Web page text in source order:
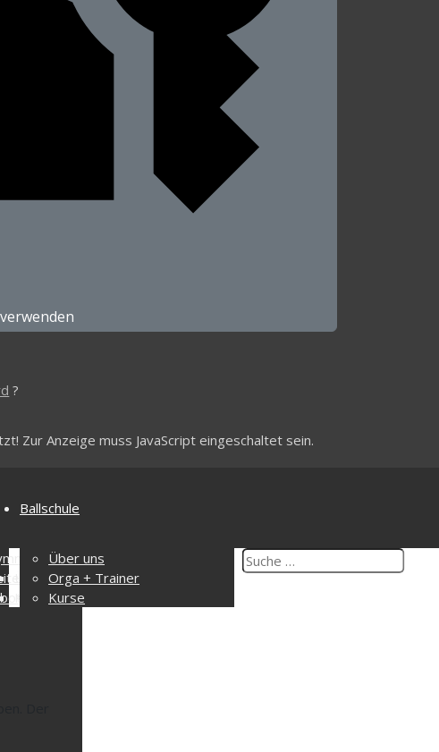
?
Zur Anzeige muss JavaScript eingeschaltet sein.
Übungszeiten
Kontakt
Ballschule
Über uns
Orga + Trainer
Kurse
Der